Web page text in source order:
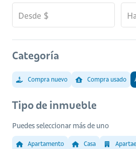
Categoría
Compra nuevo Compra usado
Tipo de inmueble
Puedes seleccionar más de uno
Apartamento Casa